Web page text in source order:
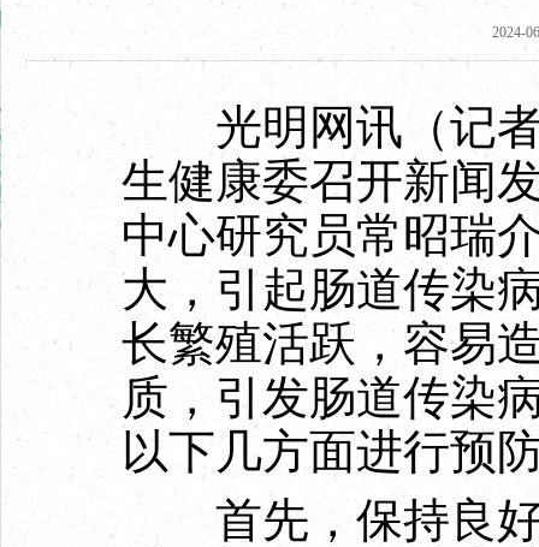
2024-
光明网讯 （记
生健康委召开新闻
中心研究员常昭瑞
大，引起肠道传染
长繁殖活跃，容易
质，引发肠道传染
以下几方面进行预
首先，保持良好